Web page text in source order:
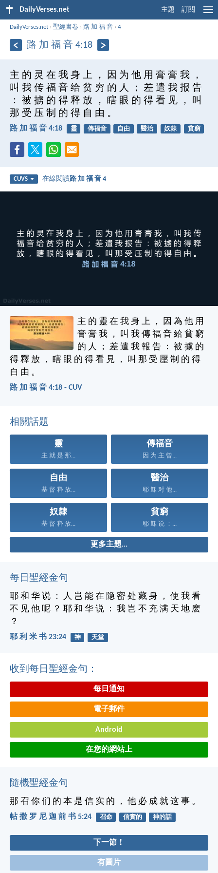
DailyVerses.net 主題 訂閱
DailyVerses.net ›聖經書卷 › 路 加 福 音 ›4
路 加 福 音 4:18
主 的 灵 在 我 身 上 ， 因 为 他 用 膏 膏 我 ，
叫 我 传 福 音 给 贫 穷 的 人 ； 差 遣 我 报 告
： 被 掳 的 得 释 放 ， 瞎 眼 的 得 看 见 ， 叫
那 受 压 制 的 得 自 由 。
路 加 福 音 4:18 靈 傳福音 自由 醫治 奴隸 貧窮
CUVS 在線閱讀路 加 福 音 4
主 的 靈 在 我 身 上 ， 因 為 他 用
膏 膏 我 ， 叫 我 傳 福 音 給 貧 窮
的 人 ； 差 遣 我 報 告 ： 被 擄 的
得 釋 放 ， 瞎 眼 的 得 看 見 ， 叫 那 受 壓 制 的 得
自 由 。
路 加 福 音 4:18 - CUV
相關話題
靈
主 就 是 那...
傳福音
因 为 主 曾...
自由
基 督 释 放...
醫治
耶 稣 对 他...
奴隸
基 督 释 放...
貧窮
耶 稣 说 ：...
更多主題...
每日聖經金句
耶 和 华 说 ： 人 岂 能 在 隐 密 处 藏 身 ， 使 我 看
不 见 他 呢 ？ 耶 和 华 说 ： 我 岂 不 充 满 天 地 麽
？
耶 利 米 书 23:24 神 天堂
收到每日聖經金句：
每日通知
電子郵件
Android
在您的網站上
隨機聖經金句
那 召 你 们 的 本 是 信 实 的 ， 他 必 成 就 这 事 。
帖 撒 罗 尼 迦 前 书 5:24 召命 信實的 神的話
下一節！
有圖片